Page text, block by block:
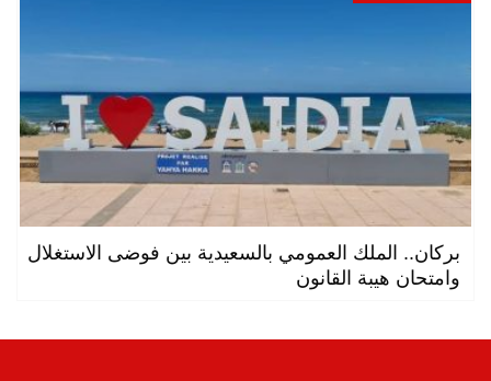
بركان.. الملك العمومي بالسعيدية بين فوضى الاستغلال
وامتحان هيبة القانون